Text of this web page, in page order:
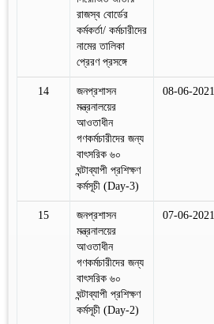
রাজস্ব বোর্ডের
কর্মকর্তা/ কর্মচারীদের
নামের তালিকা
প্রেরণ প্রসঙ্গে
14
জনপ্রশাসন
মন্ত্রনালয়ের
আওতাধীন
গণকর্মচারীদের জন্য
বাৎসরিক ৬০
ঘন্টাব্যাপী প্রশিক্ষণ
কর্মসূচী (Day-3)
08-06-2021
15
জনপ্রশাসন
মন্ত্রনালয়ের
আওতাধীন
গণকর্মচারীদের জন্য
বাৎসরিক ৬০
ঘন্টাব্যাপী প্রশিক্ষণ
কর্মসূচী (Day-2)
07-06-2021